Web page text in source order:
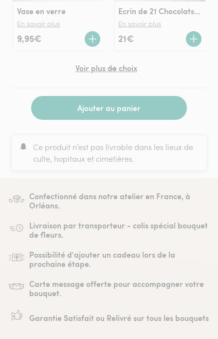
Vase en verre
En savoir plus
9,95€
Ecrin de 21 Chocolats LOUIS noir et lait
En savoir plus
21€
Voir plus de choix
Ajouter au panier
Ce produit n’est pas livrable dans les lieux de
culte, hopitaux et cimetières.
Confectionné dans notre atelier en France, à
Orléans.
Livraison par transporteur - colis spécial bouquet
de fleurs.
Possibilité d'ajouter un cadeau lors de la
prochaine étape.
Carte message offerte pour accompagner votre
bouquet.
Garantie Satisfait ou Relivré sur tous les bouquets